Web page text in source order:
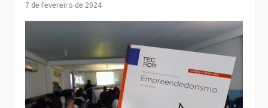
7 de fevereiro de 2024